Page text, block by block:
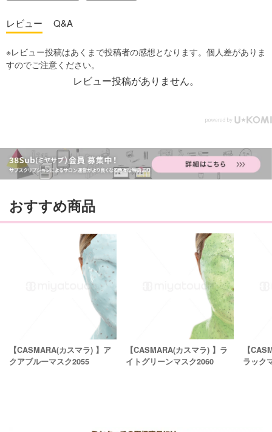
レビュー Q&A
レビュー投稿がありません。
おすすめ商品
【CASMARA(カスマラ) 】ア
クアブルーマスク2055
【CASMARA(カスマラ) 】ラ
イトグリーンマスク2060
【
ラック